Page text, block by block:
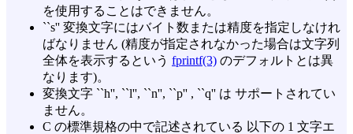
を使用することはできません。
``s'' 変換文字にはバイト数または精度を指定しなけれ
ばなりません (精度が指定されなかった場合は文字列
全体を表示するという fprintf(3) のデフォルトとは異
なります)。
変換文字 ``h'', ``l'', ``n'', ``p'' , ``q'' は サポートされてい
ません。
C の標準規格の中で記述されている 以下の 1 文字エ